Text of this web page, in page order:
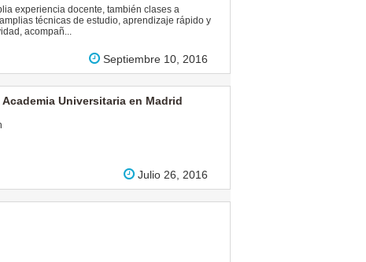
experiencia docente, también clases a
técnicas de estudio, aprendizaje rápido y
acompañ...
Septiembre 10, 2016
Academia Universitaria en Madrid
Julio 26, 2016